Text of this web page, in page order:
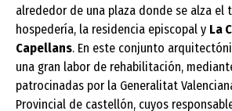
alrededor de una plaza donde se alza el
hospedería, la residencia episcopal y La
Capellans. En este conjunto
una gran labor de rehabilitación,
patrocinadas por la Generalitat
Provincial de castellón, cuyos